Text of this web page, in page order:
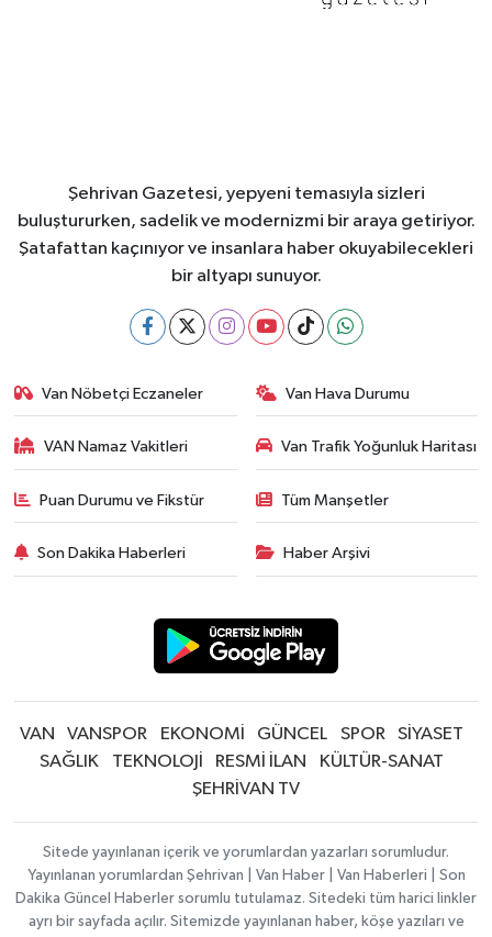
Şehrivan Gazetesi, yepyeni temasıyla sizleri
buluştururken, sadelik ve modernizmi bir araya getiriyor.
Şatafattan kaçınıyor ve insanlara haber okuyabilecekleri
bir altyapı sunuyor.
Van Nöbetçi Eczaneler Van Hava Durumu
VAN Namaz Vakitleri Van Trafik Yoğunluk Haritası
Puan Durumu ve Fikstür Tüm Manşetler
Son Dakika Haberleri Haber Arşivi
VAN VANSPOR EKONOMİ GÜNCEL SPOR
SİYASET
SAĞLIK
TEKNOLOJİ RESMİ İLAN
KÜLTÜR-SANAT
ŞEHRİVAN TV
Sitede yayınlanan içerik ve yorumlardan yazarları sorumludur.
Yayınlanan yorumlardan Şehrivan | Van Haber | Van Haberleri | Son
Dakika Güncel Haberler sorumlu tutulamaz. Sitedeki tüm harici linkler
ayrı bir sayfada açılır. Sitemizde yayınlanan haber, köşe yazıları ve